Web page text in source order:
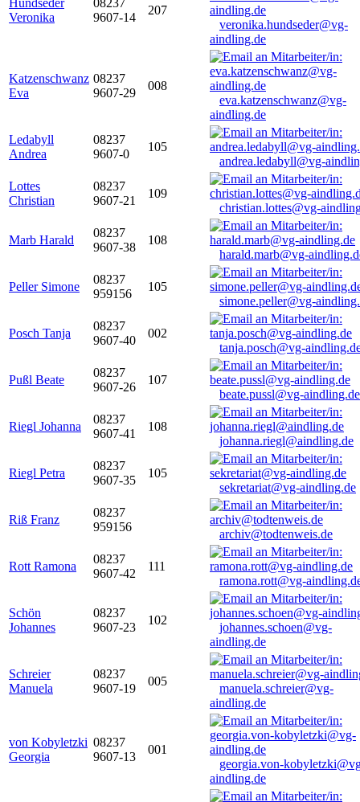
Hundseder
Veronika
08237
9607-14
207
veronika.hundseder@vg-
aindling.de
Katzenschwanz
Eva
08237
9607-29
008
eva.katzenschwanz@vg-
aindling.de
Ledabyll
Andrea
08237
9607-0
105
andrea.ledabyll@vg-
Lottes
Christian
08237
9607-21
109
christian.lottes@vg-
Marb Harald
08237
9607-38
108
harald.marb@vg-
Peller Simone
08237
959156
105
simone.peller@vg-
Posch Tanja
08237
9607-40
002
tanja.posch@vg-
Pußl Beate
08237
9607-26
107
beate.pussl@vg-aindling.de
Riegl Johanna
08237
9607-41
108
johanna.riegl@aindling.de
Riegl Petra
08237
9607-35
105
sekretariat@vg-aindling.de
Riß Franz
08237
959156
archiv@todtenweis.de
Rott Ramona
08237
9607-42
111
ramona.rott@vg-
Schön
Johannes
08237
9607-23
102
johannes.schoen@vg-
aindling.de
Schreier
Manuela
08237
9607-19
005
manuela.schreier@vg-
aindling.de
von Kobyletzki
Georgia
08237
9607-13
001
georgia.von-
aindling.de